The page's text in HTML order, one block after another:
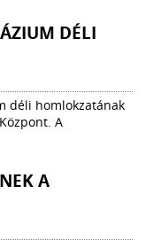
DÉLI
déli homlokzatának
A
A